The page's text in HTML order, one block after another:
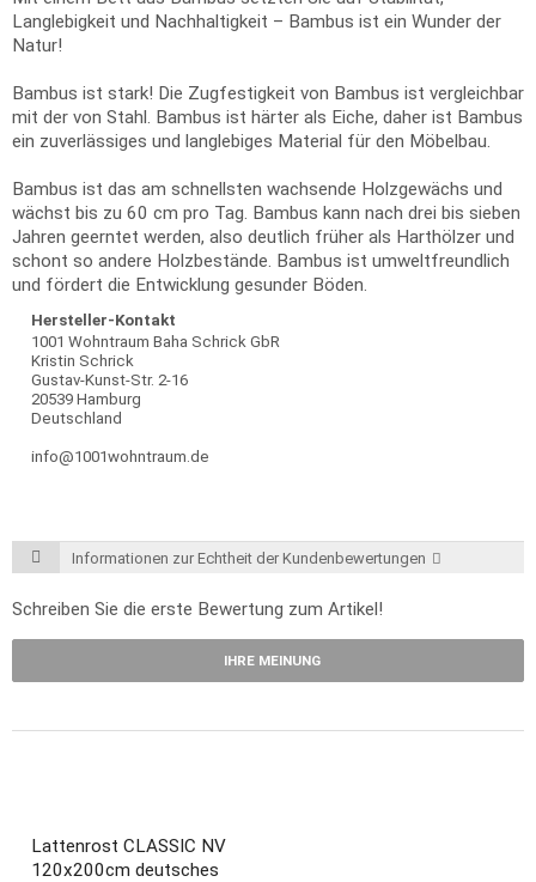
Langlebigkeit und Nachhaltigkeit – Bambus ist ein Wunder der
Natur!
Bambus ist stark! Die Zugfestigkeit von Bambus ist vergleichbar
mit der von Stahl. Bambus ist härter als Eiche, daher ist Bambus
ein zuverlässiges und langlebiges Material für den Möbelbau.
Bambus ist das am schnellsten wachsende Holzgewächs und
wächst bis zu 60 cm pro Tag. Bambus kann nach drei bis sieben
Jahren geerntet werden, also deutlich früher als Harthölzer und
schont so andere Holzbestände. Bambus ist umweltfreundlich
und fördert die Entwicklung gesunder Böden.
Hersteller-Kontakt
1001 Wohntraum Baha Schrick GbR
Kristin Schrick
Gustav-Kunst-Str. 2-16
20539 Hamburg
Deutschland
info@1001wohntraum.de
Informationen zur Echtheit der Kundenbewertungen
Schreiben Sie die erste Bewertung zum Artikel!
IHRE MEINUNG
Lattenrost CLASSIC NV
120x200cm deutsches